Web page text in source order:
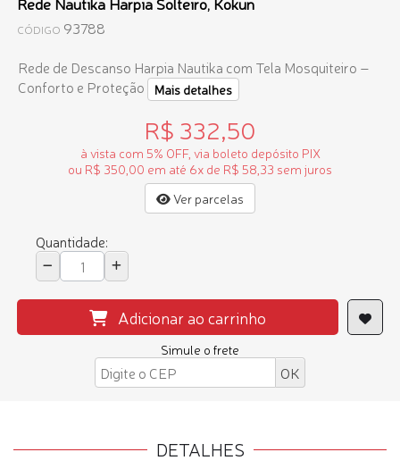
CÓDIGO 93788
Rede de Descanso Harpia Nautika com Tela Mosquiteiro –
Conforto e Proteção
Mais detalhes
R$ 332,50
à vista com 5% OFF, via boleto depósito PIX
ou R$ 350,00 em até 6x de R$ 58,33 sem juros
Ver parcelas
Quantidade:
Adicionar ao carrinho
Simule o frete
DETALHES